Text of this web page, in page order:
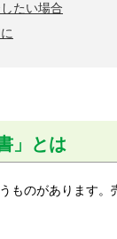
たい場合
」とは
ものがあります